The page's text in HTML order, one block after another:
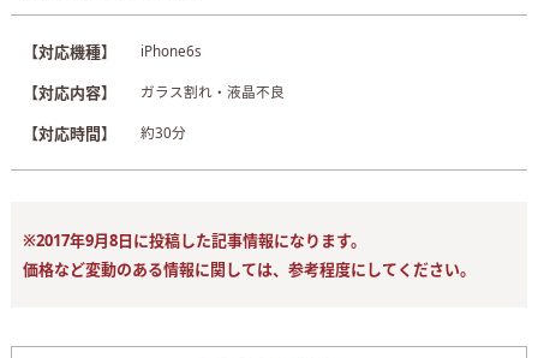
【対応機種】 iPhone6s
【対応内容】 ガラス割れ・液晶不良
【対応時間】 約30分
※2017年9月8日に投稿した記事情報になります。
価格など変動のある情報に関しては、参考程度にしてください。